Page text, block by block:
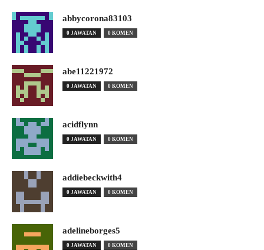
abbycorona83103
0 JAWATAN 0 KOMEN
abe11221972
0 JAWATAN 0 KOMEN
acidflynn
0 JAWATAN 0 KOMEN
addiebeckwith4
0 JAWATAN 0 KOMEN
adelineborges5
0 JAWATAN 0 KOMEN